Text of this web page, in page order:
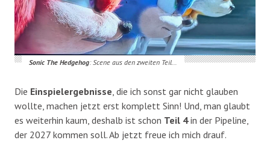
Sonic The Hedgehog: Scene aus den zweiten Teil…
Die Einspielergebnisse, die ich sonst gar nicht glauben
wollte, machen jetzt erst komplett Sinn! Und, man glaubt
es weiterhin kaum, deshalb ist schon Teil 4in der Pipeline,
der 2027 kommen soll. Ab jetzt freue ich mich drauf.